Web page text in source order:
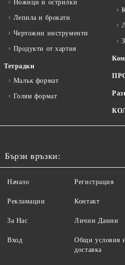
Ножици и острилки
Лепила и брокати
Чертожни инструменти
Продукти от хартия
Тетрадки
Малък формат
Голям формат
Бързи връзки:
Начало
Рекламации
За Нас
Вход
Регистрация
Контакт
Лични Данни
Общи условия
доставка